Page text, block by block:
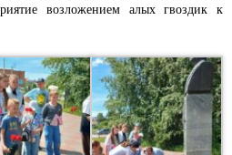
возложением алых гвоздик к